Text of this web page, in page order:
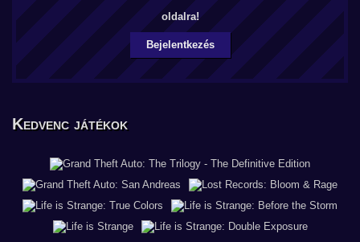
oldalra!
Bejelentkezés
Kedvenc játékok